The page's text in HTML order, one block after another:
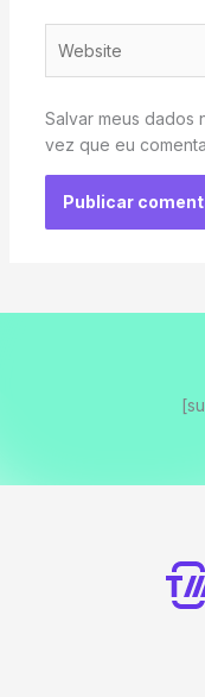
Salvar meus dados
vez que eu